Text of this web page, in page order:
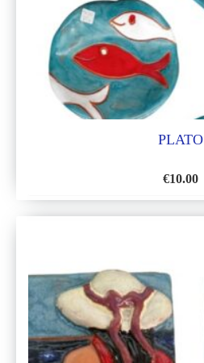
PLATO
€10.00